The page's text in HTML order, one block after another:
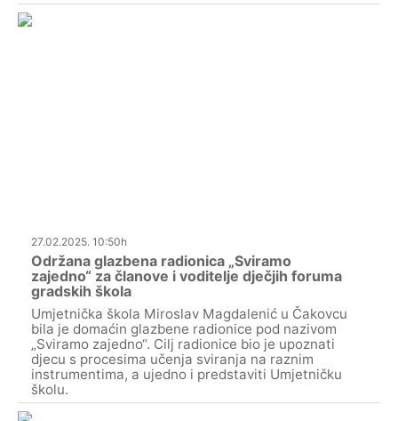
27.02.2025. 10:50h
Održana glazbena radionica „Sviramo
zajedno“ za članove i voditelje dječjih foruma
gradskih škola
Umjetnička škola Miroslav Magdalenić u Čakovcu
bila je domaćin glazbene radionice pod nazivom
„Sviramo zajedno“. Cilj radionice bio je upoznati
djecu s procesima učenja sviranja na raznim
instrumentima, a ujedno i predstaviti Umjetničku
školu.